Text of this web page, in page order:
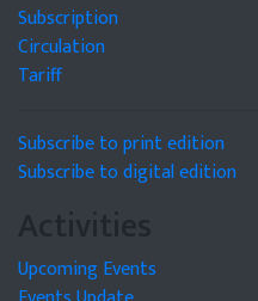
Subscription
Circulation
Tariff
Subscribe to print edition
Subscribe to digital edition
Activities
Upcoming Events